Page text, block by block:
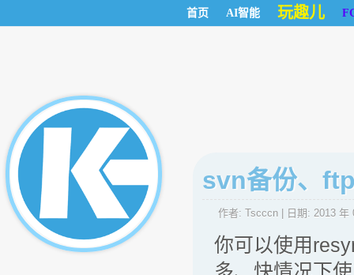
首页 AI智能 玩趣儿
svn备份、
作者: Tscccn | 日期: 2013 年
你可以使用